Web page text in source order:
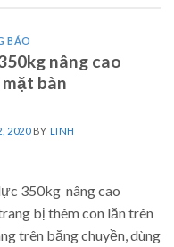
BÁO
nâng cao
bàn
2020BY LINH
350kg nâng cao
bị thêm con lăn trên
trên băng chuyền, dùng